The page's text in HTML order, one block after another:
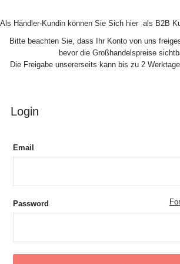
Als Händler-Kundin können Sie Sich hier als B2B
Bitte beachten Sie, dass Ihr Konto von uns
bevor die Großhandelspreise
Die Freigabe unsererseits kann bis zu 2
Login
Email
Password